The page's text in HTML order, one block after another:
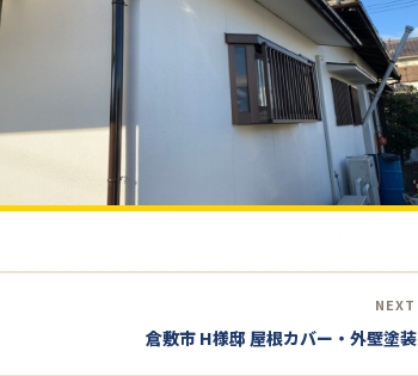
NEXT
倉敷市 H様邸 屋根カバー・外壁塗装